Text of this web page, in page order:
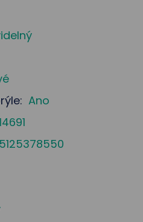
Ano